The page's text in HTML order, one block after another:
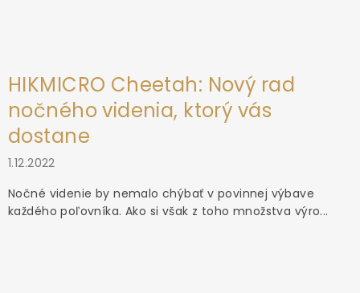
HIKMICRO Cheetah: Nový rad
nočného videnia, ktorý vás
dostane
1.12.2022
Nočné videnie by nemalo chýbať v povinnej výbave
každého poľovníka. Ako si však z toho množstva výro...